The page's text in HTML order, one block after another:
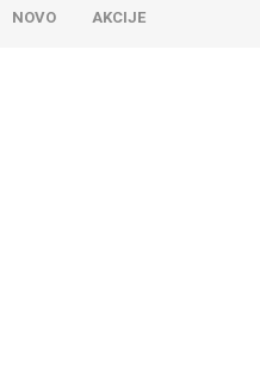
NOVO AKCIJE